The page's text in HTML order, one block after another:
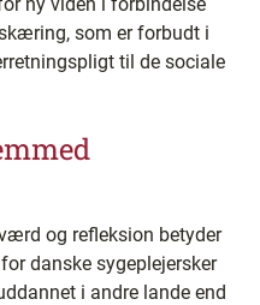
som er forbudt i
til de sociale
og refleksion betyder
danske sygeplejersker
i andre lande end